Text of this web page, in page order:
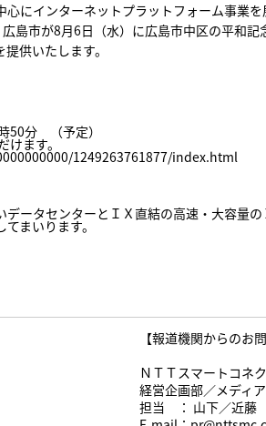
にインターネットプラットフォーム事業
島市が8月6日（水）に広島市中区の平和
供いたします。
50分 （予定）
ます。
1249263761877/index.html
ータセンターとＩＸ直結の高速・大容量
まいります。
【報道機関からのお
ＮＴＴスマートコネ
経営企画部／メディ
担当 ： 山下／近藤